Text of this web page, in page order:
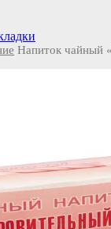
Напиток чайный